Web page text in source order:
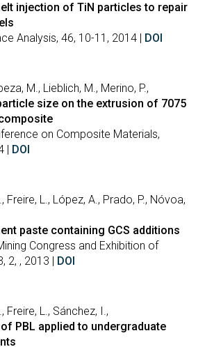
injection of TiN particles to repair
Analysis, 46, 10-11, 2014 | DOI
M., Lieblich, M., Merino, P.,
size on the extrusion of 7075
on Composite Materials,
| DOI
Freire, L., López, A., Prado, P., Nóvoa,
paste containing GCS additions
Congress and Exhibition of
2, , 2013 | DOI
Freire, L., Sánchez, I.,
PBL applied to undergraduate